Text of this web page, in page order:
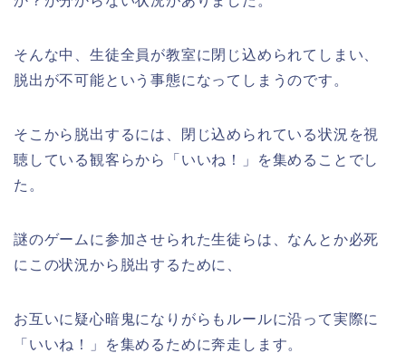
そんな中、生徒全員が教室に閉じ込められてしまい、
脱出が不可能という事態になってしまうのです。
そこから脱出するには、閉じ込められている状況を視
聴している観客らから「いいね！」を集めることでし
た。
謎のゲームに参加させられた生徒らは、なんとか必死
にこの状況から脱出するために、
お互いに疑心暗鬼になりがらもルールに沿って実際に
「いいね！」を集めるために奔走します。